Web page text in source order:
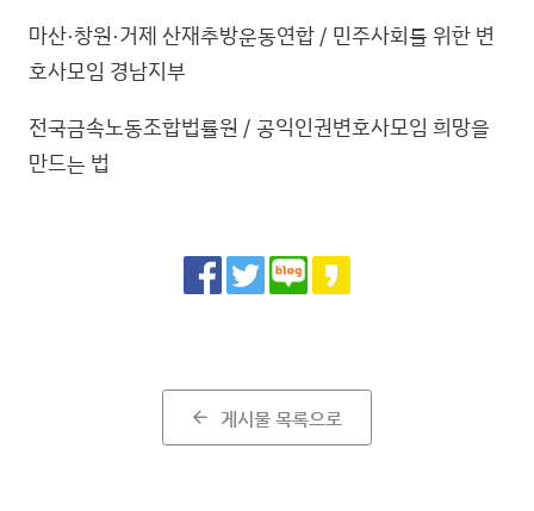
마산·창원·거제 산재추방운동연합 / 민주사회를 위한 변
호사모임 경남지부
전국금속노동조합법률원 / 공익인권변호사모임 희망을
만드는 법
Share
arrow_back 게시물 목록으로